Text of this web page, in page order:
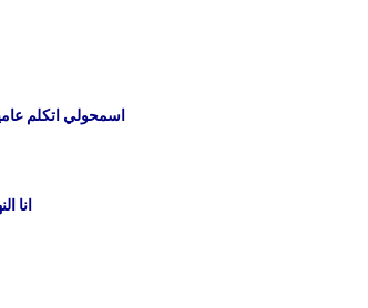
اسمحولي اتكلم
انا